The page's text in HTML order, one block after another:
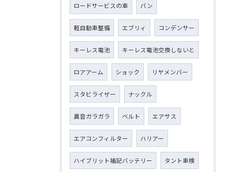
ロードサービスの車 バン
軽自動車整備 エブリィ コンデンサー
キーレス電池 キーレス電池交換しないと
ロアアーム ショック リヤメンバー
スタビライザー ナックル
異音ガラガラ ベルト エアサス
エアコンフィルター ハリアー
ハイブリット補記バッテリー タント車検